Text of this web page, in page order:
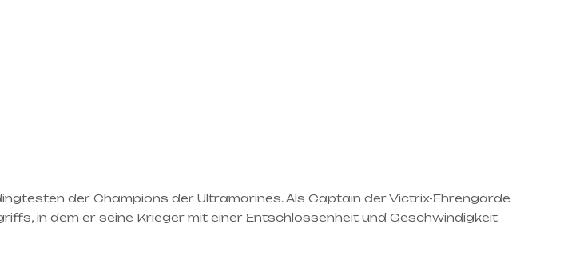
der Champions der Ultramarines. Als Captain der Victrix-Ehrengarde
in dem er seine Krieger mit einer Entschlossenheit und Geschwindigkeit